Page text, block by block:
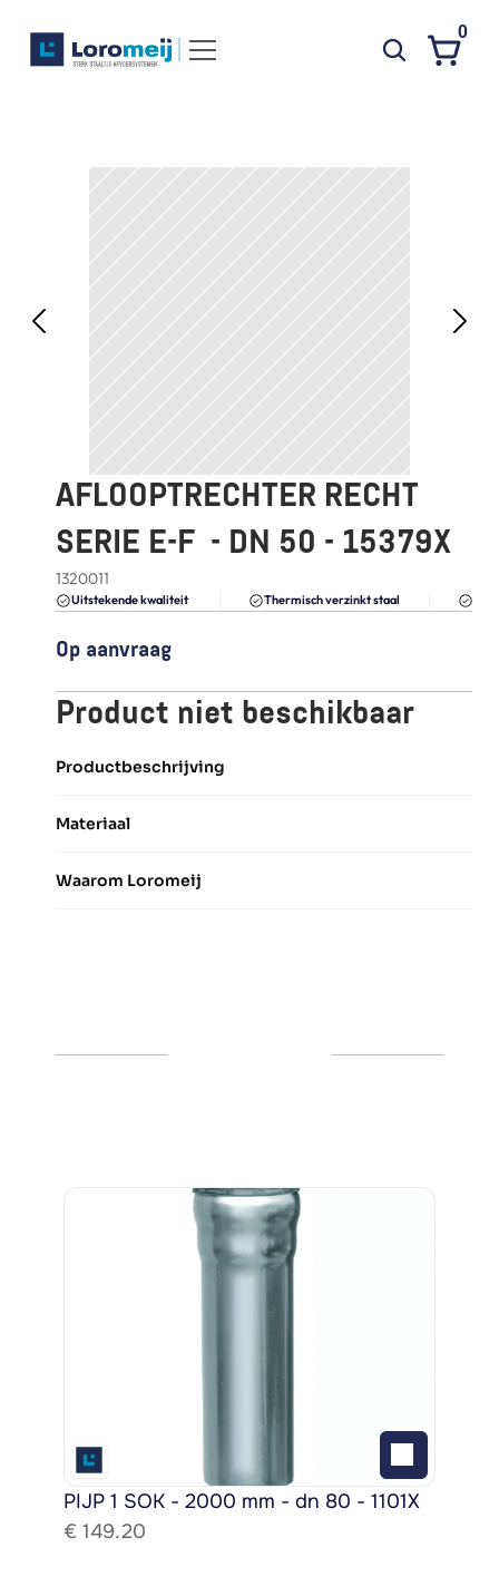
FAQ
Blogs
0
AFLOOPTRECHTER RECHT
SERIE E-F  - DN 50 - 15379X
1320011
Uitstekende kwaliteit Thermisch verzinkt staal
Op aanvraag
Product niet beschikbaar
Productbeschrijving
Materiaal
Waarom Loromeij
PIJP 1 SOK - 2000 mm - dn 80 - 1101X
€ 149.20